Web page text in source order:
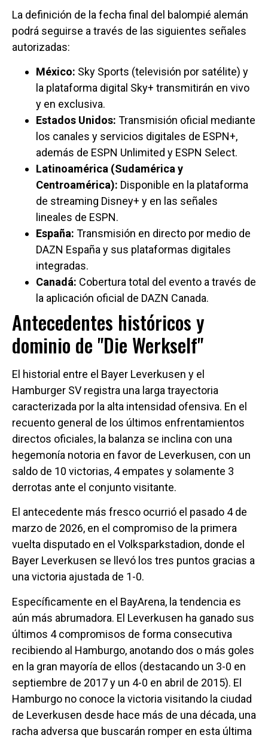
La definición de la fecha final del balompié alemán
podrá seguirse a través de las siguientes señales
autorizadas:
México: Sky Sports (televisión por satélite) y
la plataforma digital Sky+ transmitirán en vivo
y en exclusiva.
Estados Unidos: Transmisión oficial mediante
los canales y servicios digitales de ESPN+,
además de ESPN Unlimited y ESPN Select.
Latinoamérica (Sudamérica y
Centroamérica): Disponible en la plataforma
de streaming Disney+ y en las señales
lineales de ESPN.
España: Transmisión en directo por medio de
DAZN España y sus plataformas digitales
integradas.
Canadá: Cobertura total del evento a través de
la aplicación oficial de DAZN Canada.
Antecedentes históricos y
dominio de "Die Werkself"
El historial entre el Bayer Leverkusen y el
Hamburger SV registra una larga trayectoria
caracterizada por la alta intensidad ofensiva. En el
recuento general de los últimos enfrentamientos
directos oficiales, la balanza se inclina con una
hegemonía notoria en favor de Leverkusen, con un
saldo de 10 victorias, 4 empates y solamente 3
derrotas ante el conjunto visitante.
El antecedente más fresco ocurrió el pasado 4 de
marzo de 2026, en el compromiso de la primera
vuelta disputado en el Volksparkstadion, donde el
Bayer Leverkusen se llevó los tres puntos gracias a
una victoria ajustada de 1-0.
Específicamente en el BayArena, la tendencia es
aún más abrumadora. El Leverkusen ha ganado sus
últimos 4 compromisos de forma consecutiva
recibiendo al Hamburgo, anotando dos o más goles
en la gran mayoría de ellos (destacando un 3-0 en
septiembre de 2017 y un 4-0 en abril de 2015). El
Hamburgo no conoce la victoria visitando la ciudad
de Leverkusen desde hace más de una década, una
racha adversa que buscarán romper en esta última